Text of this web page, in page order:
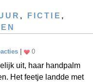
, FICTIE ,
0
uit, haar handpalm
Het feetje landde met